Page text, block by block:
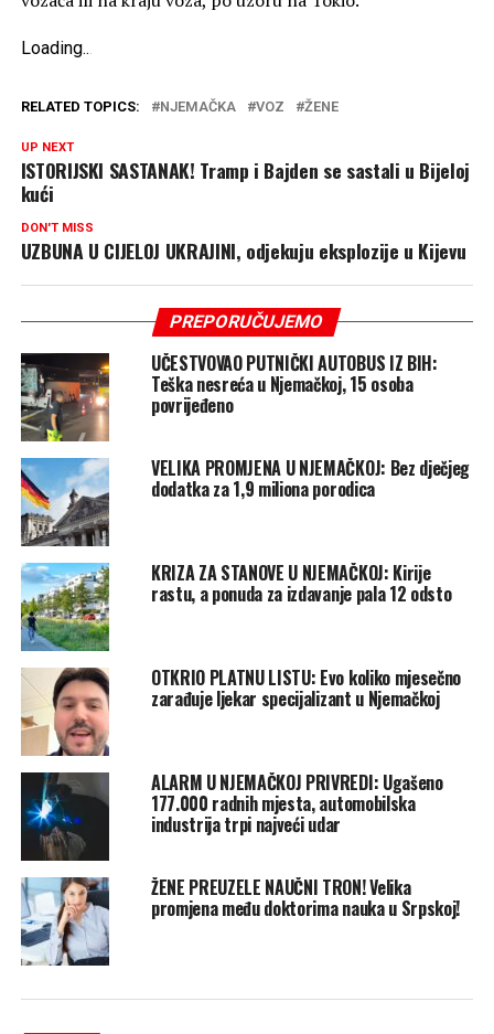
Loading...
RELATED TOPICS: NJEMAČKA VOZ ŽENE
UP NEXT
ISTORIJSKI SASTANAK! Tramp i Bajden se sastali u Bijeloj
kući
DON'T MISS
UZBUNA U CIJELOJ UKRAJINI, odjekuju eksplozije u Kijevu
PREPORUČUJEMO
UČESTVOVAO PUTNIČKI AUTOBUS IZ BIH:
Teška nesreća u Njemačkoj, 15 osoba
povrijeđeno
VELIKA PROMJENA U NJEMAČKOJ: Bez dječjeg
dodatka za 1,9 miliona porodica
KRIZA ZA STANOVE U NJEMAČKOJ: Kirije
rastu, a ponuda za izdavanje pala 12 odsto
OTKRIO PLATNU LISTU: Evo koliko mjesečno
zarađuje ljekar specijalizant u Njemačkoj
ALARM U NJEMAČKOJ PRIVREDI: Ugašeno
177.000 radnih mjesta, automobilska
industrija trpi najveći udar
ŽENE PREUZELE NAUČNI TRON! Velika
promjena među doktorima nauka u Srpskoj!